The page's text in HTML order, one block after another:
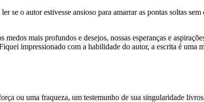
se o autor estivesse ansioso para amarrar as pontas soltas
mais profundos e desejos, nossas esperanças e
impressionado com a habilidade do autor, a escrita é uma
ou uma fraqueza, um testemunho de sua singularidade